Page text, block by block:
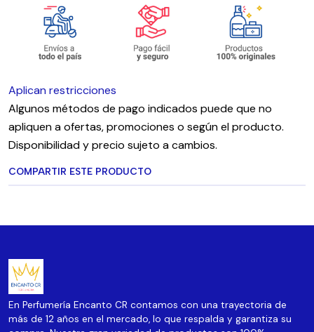
Aplican restricciones
Algunos métodos de pago indicados puede que no
apliquen a ofertas, promociones o según el producto.
Disponibilidad y precio sujeto a cambios.
COMPARTIR ESTE PRODUCTO
En Perfumería Encanto CR contamos con una trayectoria de
más de 12 años en el mercado, lo que respalda y garantiza su